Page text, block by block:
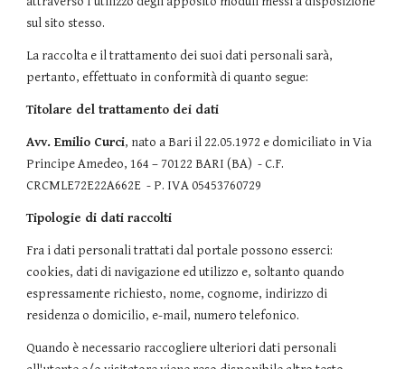
sul sito stesso.
La raccolta e il trattamento dei suoi dati personali sarà,
pertanto, effettuato in conformità di quanto segue:
Titolare del trattamento dei dati
Avv. Emilio Curci, nato a Bari il 22.05.1972 e domiciliato in Via
Principe Amedeo, 164 – 70122 BARI (BA) - C.F.
CRCMLE72E22A662E - P. IVA 05453760729
Tipologie di dati raccolti
Fra i dati personali trattati dal portale possono esserci:
cookies, dati di navigazione ed utilizzo e, soltanto quando
espressamente richiesto, nome, cognome, indirizzo di
residenza o domicilio, e-mail, numero telefonico.
Quando è necessario raccogliere ulteriori dati personali